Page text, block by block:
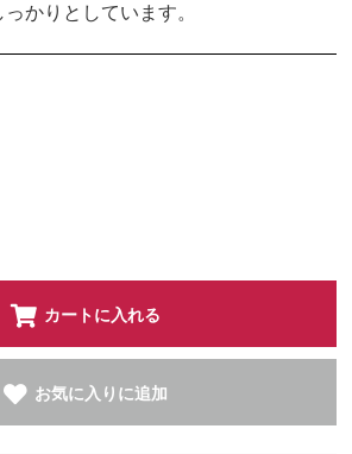
かりとしています。
カートに入れる
お気に入りに追加